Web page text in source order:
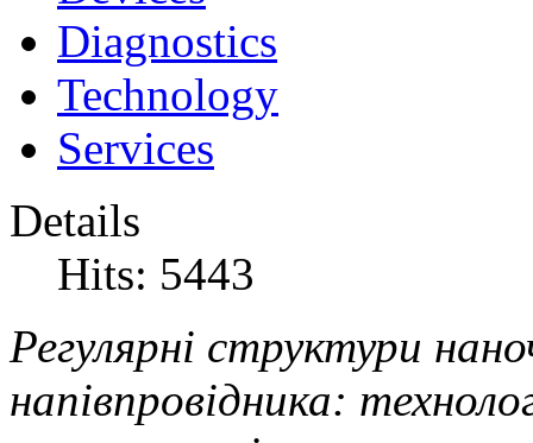
Diagnostics
Technology
Services
Details
Hits: 5443
Регулярні структури
напівпровідника: